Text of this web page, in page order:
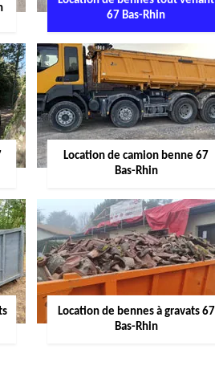
67 Bas-Rhin
Location de camion benne 67
Bas-Rhin
Location de bennes à gravats 67
Bas-Rhin